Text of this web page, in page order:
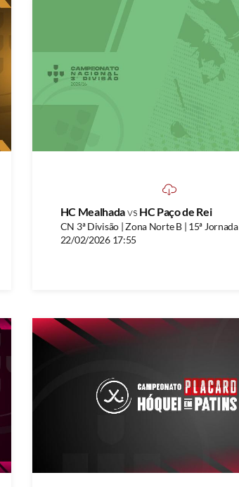
HC Mealhadavs HC Paço de Rei
CN 3ª Divisão | Zona Norte B | 15ª Jornada
22/02/2026 17:55